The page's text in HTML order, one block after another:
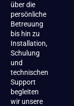
über die
persönliche
Betreuung
bis hin zu
Installation,
Schulung
und
technischen
Support
begleiten
wir unsere